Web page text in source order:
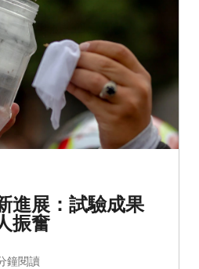
進展：試驗成果
振奮
鐘閱讀